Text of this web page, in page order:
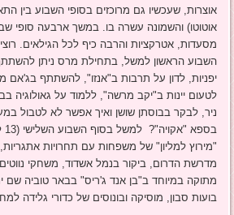
אוצרות, שעכשיו גם מרוכזים בסופי השבוע בין
אוטוטו) והשמונה עשרה בו. במשך ארבעה סופי
מסעדות, אטרקציות והרבה כיף לכל הגילאים.
השבוע הראשון למשל, בתחילת מרס ניתן
יפניות, לדון על תרבות ב"אנזו", להשתתף בג'אם
לטעום יינות ב"יקב מרשה", ללמוד על גאולוגיה
ניר, לבקר בבוסתן שושן ואיך אפשר לא לטבול
"מירוץ למליון" של משפחות עם תחרויות
מדרשת הדרום, ביקור בנמל אשדוד, משחקי
מתוקה במיוחד ב"בן אנד ג'ריס" בבאר טוביה שם
בועות סבון, מוסיקה ובונוסים של כדורי גלידה